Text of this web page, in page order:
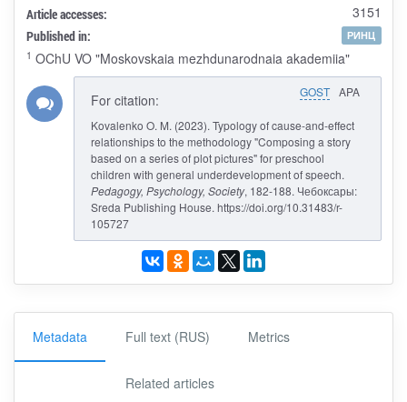
Article accesses:
3151
Published in:
РИНЦ
1 OChU VO "Moskovskaia mezhdunarodnaia akademiia"
GOST APA
For citation:
Kovalenko O. M. (2023). Typology of cause-and-effect
relationships to the methodology "Composing a story
based on a series of plot pictures" for preschool
children with general underdevelopment of speech.
Pedagogy, Psychology, Society, 182-188. Чебоксары:
Sreda Publishing House. https://doi.org/10.31483/r-
105727
Metadata Full text (RUS) Metrics
Related articles